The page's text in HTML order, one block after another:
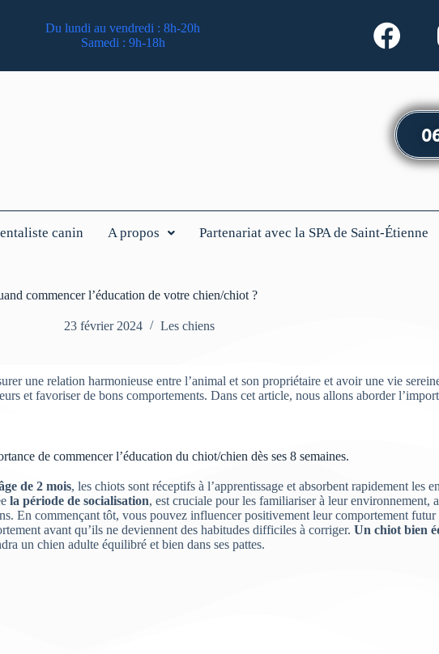
Du lundi au vendredi : 8h-20h
Samedi : 9h-18h
canin A propos Partenariat avec la SPA de Saint-Étienne
commencer l’éducation de votre chien/chiot ?
23 février 2024 Les chiens
une relation harmonieuse entre l’animal et son propriétaire et avoir une vie
et favoriser de bons comportements. Dans cet article, nous allons aborder
de commencer l’éducation du chiot/chien dès ses 8 semaines.
de 2 mois, les chiots sont réceptifs à l’apprentissage et absorbent rapidement les
la période de socialisation, est cruciale pour les familiariser à leur environnement,
En commençant tôt, vous pouvez influencer positivement leur comportement
avant qu’ils ne deviennent des habitudes difficiles à corriger.Un chiot bien
un chien adulte équilibré et bien dans ses pattes.